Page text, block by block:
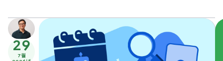
다.
29
7월